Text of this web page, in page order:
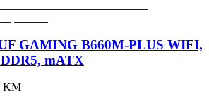
GAMING B660M-PLUS WIFI,
mATX
KM